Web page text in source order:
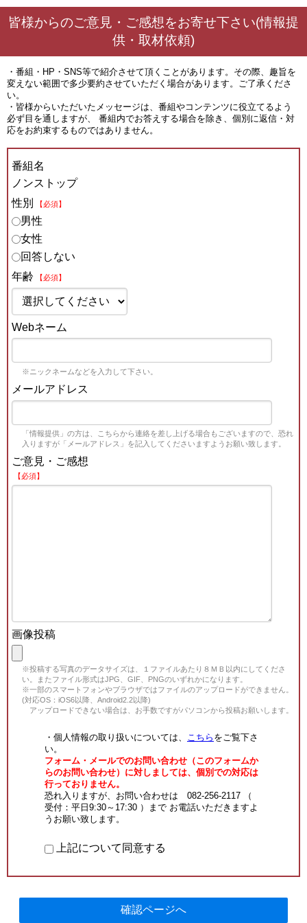
皆様からのご意見・ご感想をお寄せ下さい(情報提
供・取材依頼)
・番組・HP・SNS等で紹介させて頂くことがあります。その際、趣旨を
変えない範囲で多少要約させていただく場合があります。ご了承くださ
い。
・皆様からいただいたメッセージは、番組やコンテンツに役立てるよう
必ず目を通しますが、 番組内でお答えする場合を除き、個別に返信・対
応をお約束するものではありません。
番組名
ノンストップ
性別
【必須】
男性
女性
回答しない
年齢
【必須】
Webネーム
※ニックネームなどを入力して下さい。
メールアドレス
「情報提供」の方は、こちらから連絡を差し上げる場合もございますので、恐れ
入りますが「メールアドレス」を記入してくださいますようお願い致します。
ご意見・ご感想
【必須】
画像投稿
※投稿する写真のデータサイズは、１ファイルあたり８ＭＢ以内にしてくださ
い。またファイル形式はJPG、GIF、PNGのいずれかになります。
※一部のスマートフォンやブラウザではファイルのアップロードができません。
(対応OS：iOS6以降、Android2.2以降)
アップロードできない場合は、お手数ですがパソコンから投稿お願いします。
・個人情報の取り扱いについては、 こちら をご覧下さ
い。
フォーム・メールでのお問い合わせ（このフォームか
らのお問い合わせ）に対しましては、個別での対応は
行っておりません。
恐れ入りますが、お問い合わせは 082-256-2117 （
受付：平日9:30～17:30 ）まで お電話いただきますよ
うお願い致します。
上記について同意する
確認ページへ